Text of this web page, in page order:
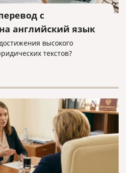
с
английский язык
высокого
текстов?